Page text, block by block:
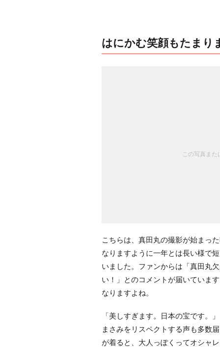
はにかむ笑顔もたまり
この写真ま
こちらは、真田丸の撮影が始まっ
なりますように一年とは長い様で
いました。ファンからは「真田丸
い！」とのコメントが届いていま
なりますよね。
「美しすぎます。日本の宝です。
まさみをリスペクトする声も多数
が着ると、大人っぽくってオシャ